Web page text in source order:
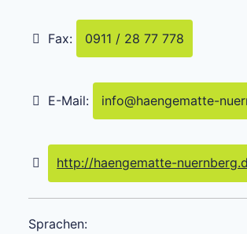
Fax: 0911 / 28 77 778
E-Mail: info@haengematte-
http://haengematte-
Sprachen: